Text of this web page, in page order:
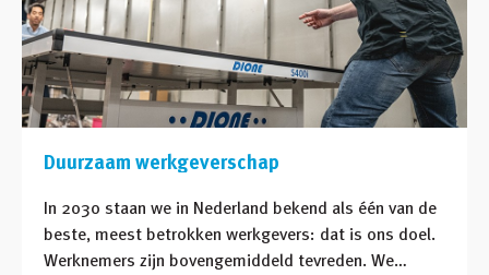
Duurzaam werkgeverschap
In 2030 staan we in Nederland bekend als één van de
beste, meest betrokken werkgevers: dat is ons doel.
Werknemers zijn bovengemiddeld tevreden. We